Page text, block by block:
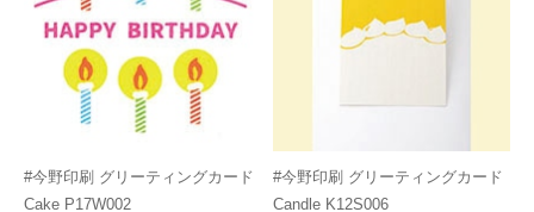
#今野印刷 グリーティングカード
Cake P17W002
#今野印刷 グリーティングカード
Candle K12S006